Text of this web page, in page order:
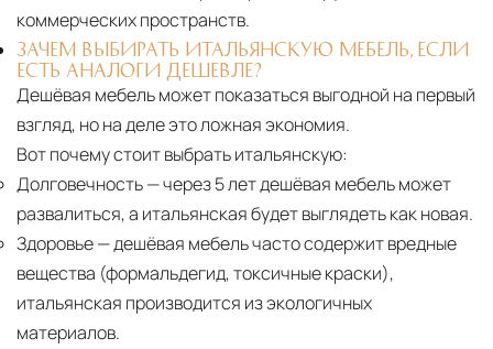
коммерческих пространств.
ЗАЧЕМ ВЫБИРАТЬ ИТАЛЬЯНСКУЮ МЕБЕЛЬ, ЕСЛИ
ЕСТЬ АНАЛОГИ ДЕШЕВЛЕ?
Дешёвая мебель может показаться выгодной на первый
взгляд, но на деле это ложная экономия.
Вот почему стоит выбрать итальянскую:
Долговечность— через 5 лет дешёвая мебель может
развалиться, а итальянская будет выглядеть как новая.
Здоровье— дешёвая мебель часто содержит вредные
вещества (формальдегид, токсичные краски),
итальянская производится из экологичных
материалов.